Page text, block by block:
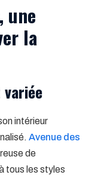
une
la
intérieur
Avenue des
de
tous les styles